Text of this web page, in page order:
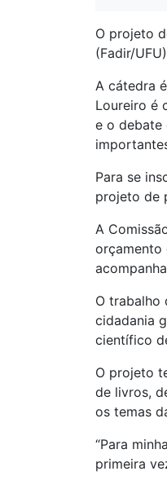
O projeto
(Fadir/
A cátedra
Loureiro é
e o debate
Para se
projeto de
A
orçamento
O trabalho
cidadania
científico
O projeto
de livros,
os temas
“Para
primeira